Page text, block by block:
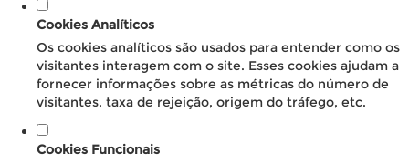
Cookies Analíticos
Os cookies analíticos são usados para entender como os
visitantes interagem com o site. Esses cookies ajudam a
fornecer informações sobre as métricas do número de
visitantes, taxa de rejeição, origem do tráfego, etc.
Cookies Funcionais